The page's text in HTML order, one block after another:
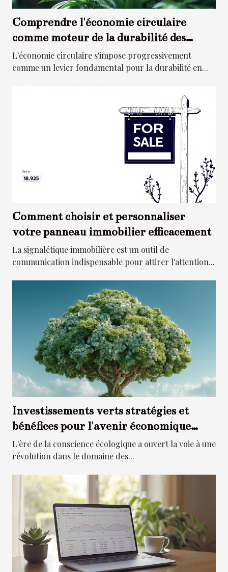
Comprendre l'économie circulaire
comme moteur de la durabilité des
entreprises
L'économie circulaire s'impose progressivement
comme un levier fondamental pour la durabilité en...
Comment choisir et personnaliser
votre panneau immobilier efficacement
La signalétique immobilière est un outil de
communication indispensable pour attirer l'attention...
Investissements verts stratégies et
bénéfices pour l'avenir économique
durable
L'ère de la conscience écologique a ouvert la voie à une
révolution dans le domaine des...